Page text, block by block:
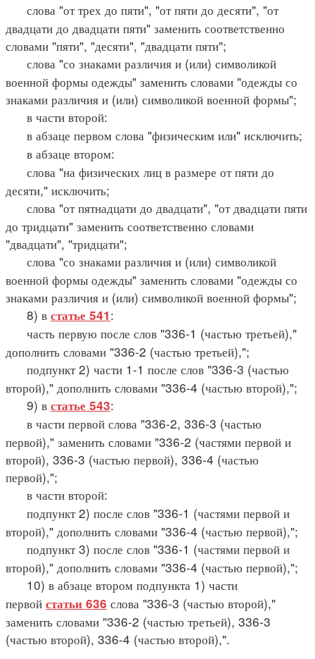
слова "от трех до пяти", "от пяти до десяти", "от
двадцати до двадцати пяти" заменить соответственно
словами "пяти", "десяти", "двадцати пяти";
слова "со знаками различия и (или) символикой
военной формы одежды" заменить словами "одежды со
знаками различия и (или) символикой военной формы";
в части второй:
в абзаце первом слова "физическим или" исключить;
в абзаце втором:
слова "на физических лиц в размере от пяти до
десяти," исключить;
слова "от пятнадцати до двадцати", "от двадцати пяти
до тридцати" заменить соответственно словами
"двадцати", "тридцати";
слова "со знаками различия и (или) символикой
военной формы одежды" заменить словами "одежды со
знаками различия и (или) символикой военной формы";
8) в статье 541:
часть первую после слов "336-1 (частью третьей),"
дополнить словами "336-2 (частью третьей),";
подпункт 2) части 1-1 после слов "336-3 (частью
второй)," дополнить словами "336-4 (частью второй),";
9) в статье 543:
в части первой слова "336-2, 336-3 (частью
первой)," заменить словами "336-2 (частями первой и
второй), 336-3 (частью первой), 336-4 (частью
первой),";
в части второй:
подпункт 2) после слов "336-1 (частями первой и
второй)," дополнить словами "336-4 (частью первой),";
подпункт 3) после слов "336-1 (частями первой и
второй)," дополнить словами "336-4 (частью первой),";
10) в абзаце втором подпункта 1) части
первой статьи 636 слова "336-3 (частью второй),"
заменить словами "336-2 (частью третьей), 336-3
(частью второй), 336-4 (частью второй),".